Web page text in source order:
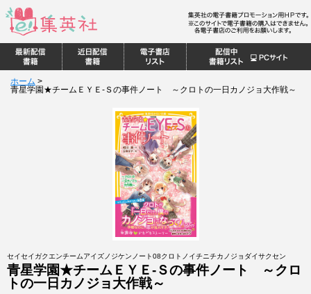
ホーム >
青星学園★チームＥＹＥ‐Ｓの事件ノート ～クロトの一日カノジョ大作戦～
セイセイガクエンチームアイズノジケンノート08クロトノイチニチカノジョダイサクセン
青星学園★チームＥＹＥ‐Ｓの事件ノート ～クロ
トの一日カノジョ大作戦～